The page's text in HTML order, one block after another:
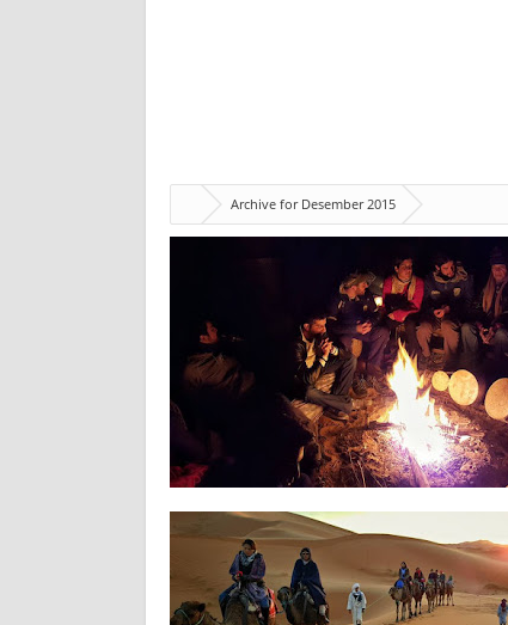
Archive for Desember 2015